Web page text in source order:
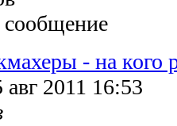
- на кого
авг 2011 16:53